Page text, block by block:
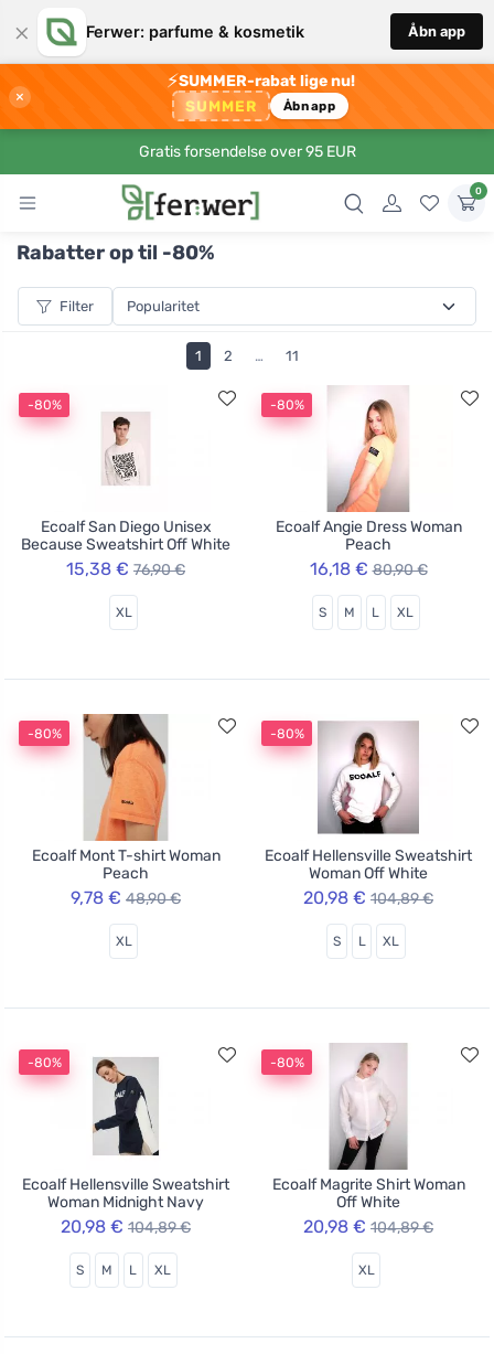
× Ferwer: parfume & kosmetik Åbn app
×
⚡SUMMER-rabat lige nu!
SUMMER Åbn app
Gratis forsendelse over 95 EUR
0
Rabatter op til -80%
Filter
1 2 … 11
-80%
Ecoalf San Diego Unisex
Because Sweatshirt Off White
15,38 € 76,90 €
XL
-80%
Ecoalf Angie Dress Woman
Peach
16,18 € 80,90 €
S M L XL
-80%
Ecoalf Mont T-shirt Woman
Peach
9,78 € 48,90 €
XL
-80%
Ecoalf Hellensville Sweatshirt
Woman Off White
20,98 € 104,89 €
S L XL
-80%
Ecoalf Hellensville Sweatshirt
Woman Midnight Navy
20,98 € 104,89 €
S M L XL
-80%
Ecoalf Magrite Shirt Woman
Off White
20,98 € 104,89 €
XL